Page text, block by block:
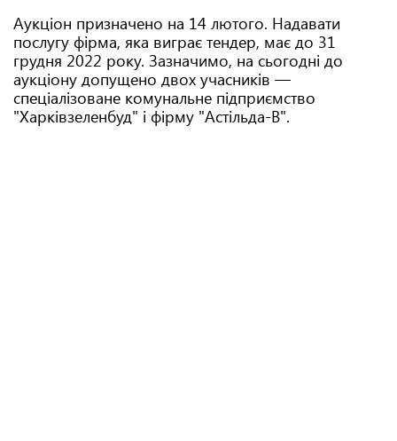
Аукціон призначено на 14 лютого. Надавати
послугу фірма, яка виграє тендер, має до 31
грудня 2022 року. Зазначимо, на сьогодні до
аукціону допущено двох учасників —
спеціалізоване комунальне підприємство
"Харківзеленбуд" і фірму "Астільда-В".